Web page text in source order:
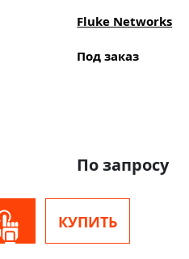
Fluke Networks
Под заказ
По запросу
КУПИТЬ